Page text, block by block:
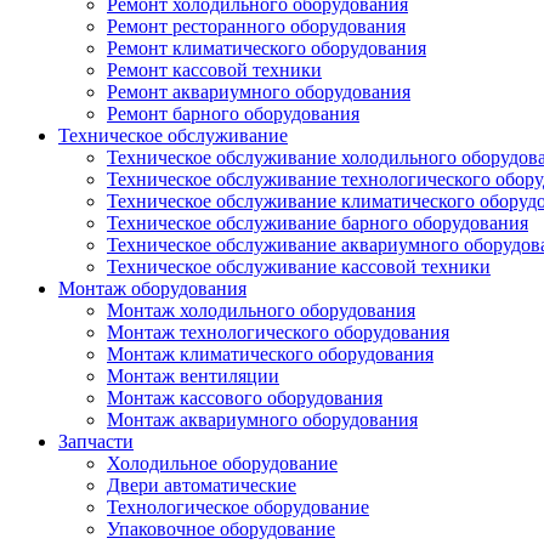
Ремонт ресторанного оборудования
Ремонт климатического оборудования
Ремонт кассовой техники
Ремонт аквариумного оборудования
Ремонт барного оборудования
Техническое обслуживание
Техническое обслуживание холодильного
Техническое обслуживание технологического
Техническое обслуживание климатического
Техническое обслуживание барного оборудования
Техническое обслуживание аквариумного
Техническое обслуживание кассовой техники
Монтаж оборудования
Монтаж холодильного оборудования
Монтаж технологического оборудования
Монтаж климатического оборудования
Монтаж вентиляции
Монтаж кассового оборудования
Монтаж аквариумного оборудования
Запчасти
Холодильное оборудование
Двери автоматические
Технологическое оборудование
Упаковочное оборудование